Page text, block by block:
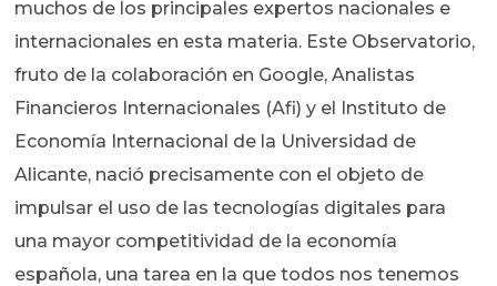
muchos de los principales expertos nacionales e
internacionales en esta materia. Este Observatorio,
fruto de la colaboración en Google, Analistas
Financieros Internacionales (Afi) y el Instituto de
Economía Internacional de la Universidad de
Alicante, nació precisamente con el objeto de
impulsar el uso de las tecnologías digitales para
una mayor competitividad de la economía
española, una tarea en la que todos nos tenemos